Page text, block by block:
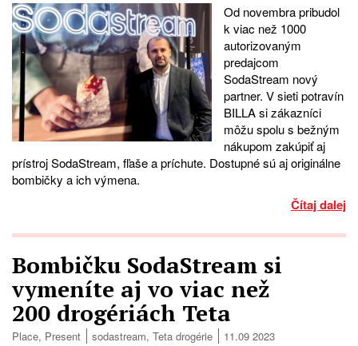
Od novembra pribudol
k viac než 1000
autorizovaným
predajcom
SodaStream nový
partner. V sieti potravín
BILLA si zákazníci
môžu spolu s bežným
nákupom zakúpiť aj
prístroj SodaStream, fľaše a príchute. Dostupné sú aj originálne
bombičky a ich výmena.
Čítaj dalej
Bombičku SodaStream si
vymeníte aj vo viac než
200 drogériách Teta
Place, Present sodastream, Teta drogérie 11.09 2023